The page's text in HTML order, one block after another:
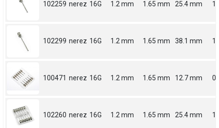
102259 nerez 16G 1.2 mm 1.65 mm 25.4 mm 1
102299 nerez 16G 1.2 mm 1.65 mm 38.1 mm
100471 nerez 16G 1.2 mm 1.65 mm 12.7 mm
102260 nerez 16G 1.2 mm 1.65 mm 25.4 mm 1